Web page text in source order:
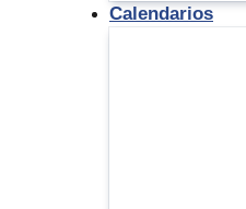
Calendarios